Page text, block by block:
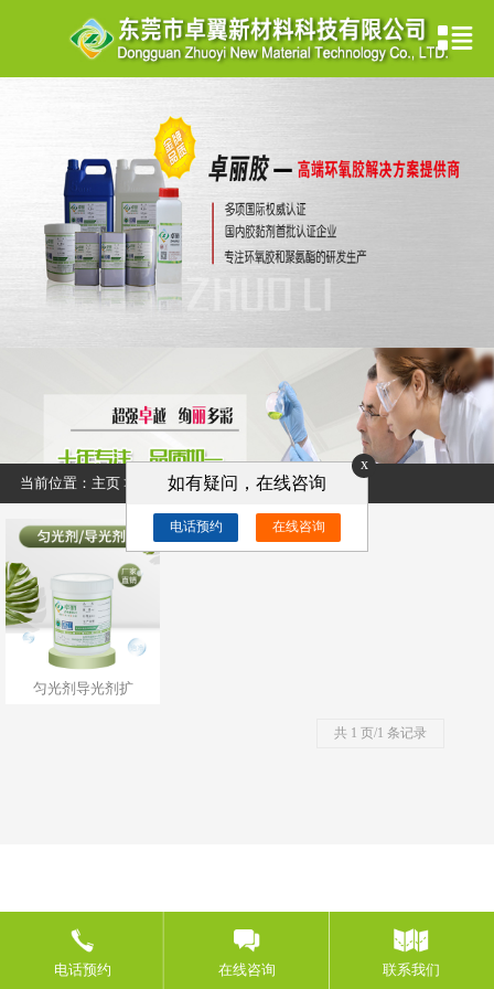
当前位置： 主页> 产品展示>树脂发光字胶>匀光剂 >
匀光剂导光剂扩
共 1 页/1 条记录
电话预约 在线咨询 联系我们
x
如有疑问，在线咨询
电话预约 在线咨询